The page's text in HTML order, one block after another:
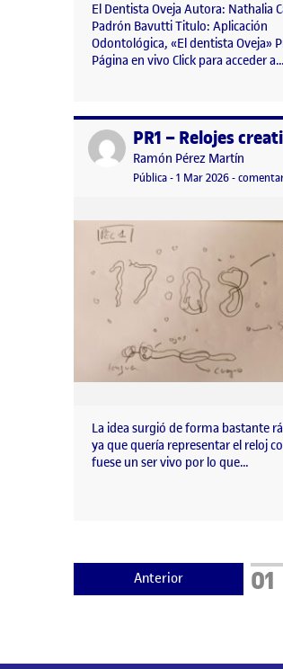
El Dentista Oveja Autora: Nathalia
Padrón Bavutti Titulo: Aplicación
Odontológica, «El dentista Oveja»
Página en vivo Click para acceder a…
Publicado porPR1 – Relojes
Publicado por
Ramón Pérez Martín
Visibilidad:
Pública-Fecha de publicación
1 Mar 2026-
La idea surgió de forma bastante
ya que quería representar el reloj
fuese un ser vivo por lo que…
Anterior 01